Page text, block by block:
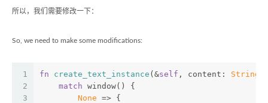
所以，我们需要修改一下：
So, we need to make some modifications:
1
2
3
fn create_text_instance (&self , content: String
match window() {
None => {